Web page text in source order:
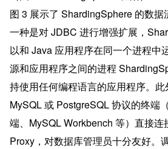
图 3 展示了 ShardingSphere 的数
一种是对 JDBC 进行增强扩展，
以和 Java 应用程序在同一个进程中
源和应用程序之间的进程
持使用任何编程语言的应用程序。
MySQL 或 PostgreSQL 协议的终端
端、MySQL Workbench 等）直接
Proxy，对数据库管理员十分友好。